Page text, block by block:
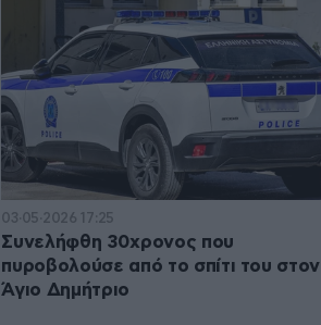
03·05·2026 17:25
Συνελήφθη 30χρονος που
πυροβολούσε από το σπίτι του στον
Άγιο Δημήτριο